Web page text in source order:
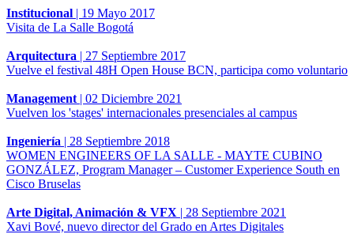
Institucional | 19 Mayo 2017
Visita de La Salle Bogotá
Arquitectura | 27 Septiembre 2017
Vuelve el festival 48H Open House BCN, participa como voluntario
Management | 02 Diciembre 2021
Vuelven los 'stages' internacionales presenciales al campus
Ingeniería | 28 Septiembre 2018
WOMEN ENGINEERS OF LA SALLE - MAYTE CUBINO
GONZÁLEZ, Program Manager – Customer Experience South en
Cisco Bruselas
Arte Digital, Animación & VFX | 28 Septiembre 2021
Xavi Bové, nuevo director del Grado en Artes Digitales